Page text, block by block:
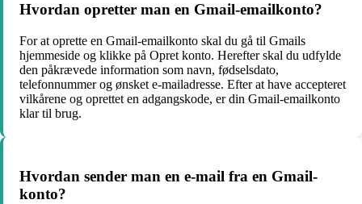
Hvordan opretter man en Gmail-emailkonto?
For at oprette en Gmail-emailkonto skal du gå til Gmails
hjemmeside og klikke på Opret konto. Herefter skal du udfylde
den påkrævede information som navn, fødselsdato,
telefonnummer og ønsket e-mailadresse. Efter at have accepteret
vilkårene og oprettet en adgangskode, er din Gmail-emailkonto
klar til brug.
Hvordan sender man en e-mail fra en Gmail-
konto?